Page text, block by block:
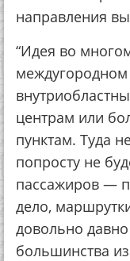
направления
“Идея во
центрам или
пунктам. Туда
попросту не
пассажиров —
дело,
довольно
большинства